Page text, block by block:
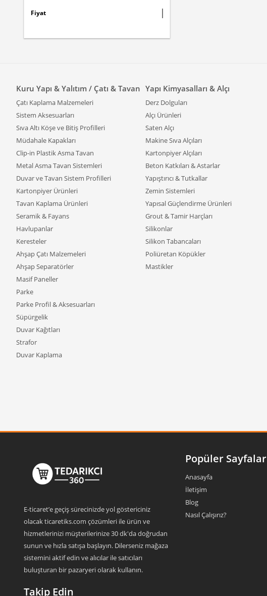
Fiyat
Kuru Yapı & Yalıtım / Çatı & Tavan
Çatı Kaplama Malzemeleri
Sistem Aksesuarları
Sıva Altı Köşe ve Bitiş Profilleri
Müdahale Kapakları
Clip-in Plastik Asma Tavan
Metal Asma Tavan Sistemleri
Duvar ve Tavan Sistem Profilleri
Kartonpiyer Ürünleri
Tavan Kaplama Ürünleri
Seramik & Fayans
Havlupanlar
Keresteler
Ahşap Çatı Malzemeleri
Ahşap Separatörler
Masif Paneller
Parke
Parke Profil & Aksesuarları
Süpürgelik
Duvar Kağıtları
Strafor
Duvar Kaplama
Yapı Kimyasalları & Alçı
Derz Dolguları
Alçı Ürünleri
Saten Alçı
Makine Sıva Alçıları
Kartonpiyer Alçıları
Beton Katkıları & Astarlar
Yapıştırıcı & Tutkallar
Zemin Sistemleri
Yapısal Güçlendirme Ürünleri
Grout & Tamir Harçları
Silikonlar
Silikon Tabancaları
Poliüretan Köpükler
Mastikler
E-ticaret’e geçiş sürecinizde yol göstericiniz
olacak ticaretiks.com çözümleri ile ürün ve
hizmetlerinizi müşterilerinize 30 dk'da doğrudan
sunun ve hızla satışa başlayın. Dilerseniz mağaza
sistemini aktif edin ve alıcılar ile satıcıları
buluşturan bir pazaryeri olarak kullanın.
Takip Edin
Popüler Sayfalar
Anasayfa
İletişim
Blog
Nasıl Çalışırız?